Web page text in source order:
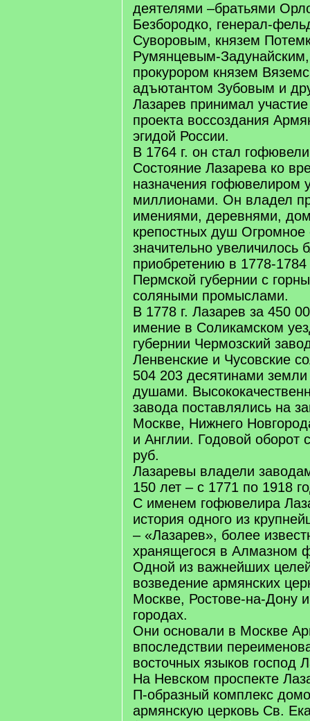
деятелями –братьями
Безбородко, генерал-
Суворовым, князем
Румянцевым-
прокурором князем
адъютантом Зубовым и
Лазарев принимал участие
проекта воссоздания
эгидой России.
В 1764 г. он стал
Состояние Лазарева ко
назначения гофювелиром
миллионами. Он владел
имениями, деревнями,
крепостных душ Огромное
значительно увеличилось
приобретению в 1778-1784
Пермской губернии с
соляными промыслами.
В 1778 г. Лазарев за 450
имение в Соликамском
губернии Чермозский
Ленвенские и Чусовские
504 203 десятинами
душами.
завода поставлялись на
Москве, Нижнего
и Англии. Годовой оборот
руб.
Лазаревы владели
150 лет – с 1771 по 1918
С именем гофювелира
история одного из
– «Лазарев», более
хранящегося в Алмазном
Одной из важнейших
возведение армянских
Москве, Ростове-на-Дону и
городах.
Они основали в Москве
впоследствии
восточных языков господ
На Невском проспекте
П-образный комплекс
армянскую церковь Св.